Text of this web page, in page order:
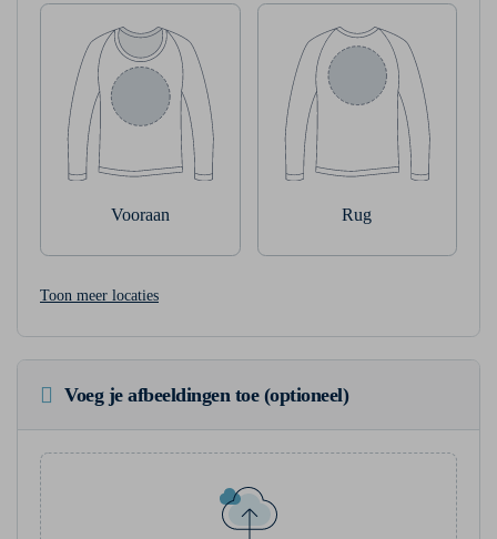
Vooraan Rug
Toon meer locaties
Voeg je afbeeldingen toe (optioneel)